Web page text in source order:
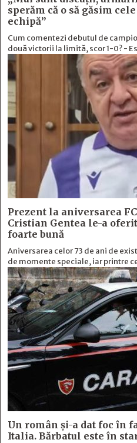
sperăm că o să găsim
echipă”
Cum comentezi debutul de
două victorii la limită, scor 1-0? -
Prezent la aniversarea
Cristian Gentea le-a
foarte bună
Aniversarea celor 73 de ani de
de momente speciale, iar printre
Un român și-a dat foc în
Italia. Bărbatul este în